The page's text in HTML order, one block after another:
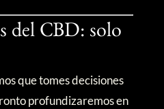
del CBD: solo
que tomes decisiones
profundizaremos en